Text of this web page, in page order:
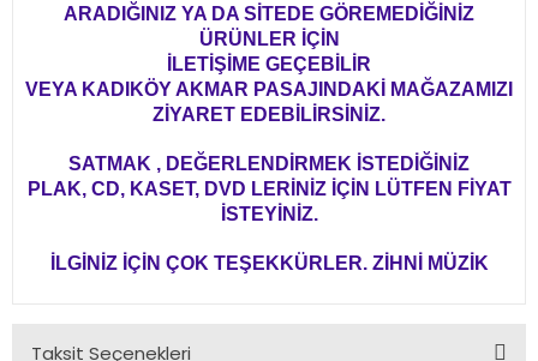
ARADIĞINIZ YA DA SİTEDE GÖREMEDİĞİNİZ
ÜRÜNLER İÇİN
İLETİŞİME GEÇEBİLİR
VEYA KADIKÖY AKMAR PASAJINDAKİ MAĞAZAMIZI
ZİYARET EDEBİLİRSİNİZ.
SATMAK , DEĞERLENDİRMEK İSTEDİĞİNİZ
PLAK, CD, KASET, DVD LERİNİZ İÇİN LÜTFEN FİYAT
İSTEYİNİZ.
İLGİNİZ İÇİN ÇOK TEŞEKKÜRLER. ZİHNİ MÜZİK
Taksit Seçenekleri